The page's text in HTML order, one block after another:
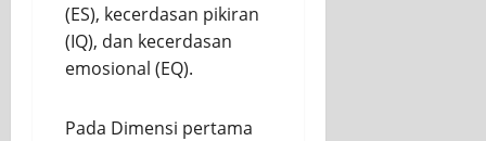
(ES), kecerdasan pikiran
(IQ), dan kecerdasan
emosional (EQ).
Pada Dimensi pertama